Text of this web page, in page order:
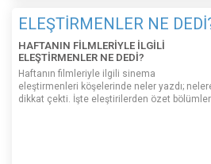
ELEŞTİRMENLER NE
HAFTANIN FİLMLERİYLE İLGİLİ
ELEŞTİRMENLER NE DEDİ?
Haftanın filmleriyle ilgili sinema
eleştirmenleri köşelerinde neler yazdı;
dikkat çekti. İşte eleştirilerden özet